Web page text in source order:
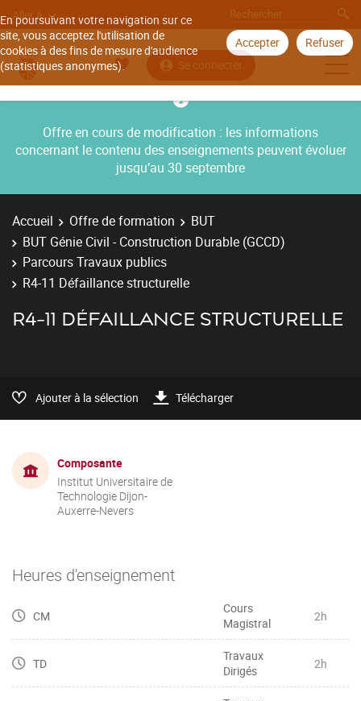
En poursuivant votre navigation sur ce
site, vous acceptez l'utilisation de
cookies à des fins de mesure d'audience
(statistiques anonymes).
Accepter Refuser
Aller à
Se connecter
Offre en cours de modification : les informations
concernant le contenu des enseignements peuvent évoluer
jusqu’au 30 septembre
Accueil Offre de formation
BUT
BUT Génie Civil - Construction Durable (GCCD)
Parcours Travaux publics
R4-11 Défaillance structurelle
R4-11 DÉFAILLANCE STRUCTURELLE
Ajouter à la sélection Télécharger
Composante
Institut Universitaire de
Technologie Dijon-
Auxerre-Nevers
Heures d'enseignement
CM
Cours
Magistral
2h
TD
Travaux
Dirigés
2h